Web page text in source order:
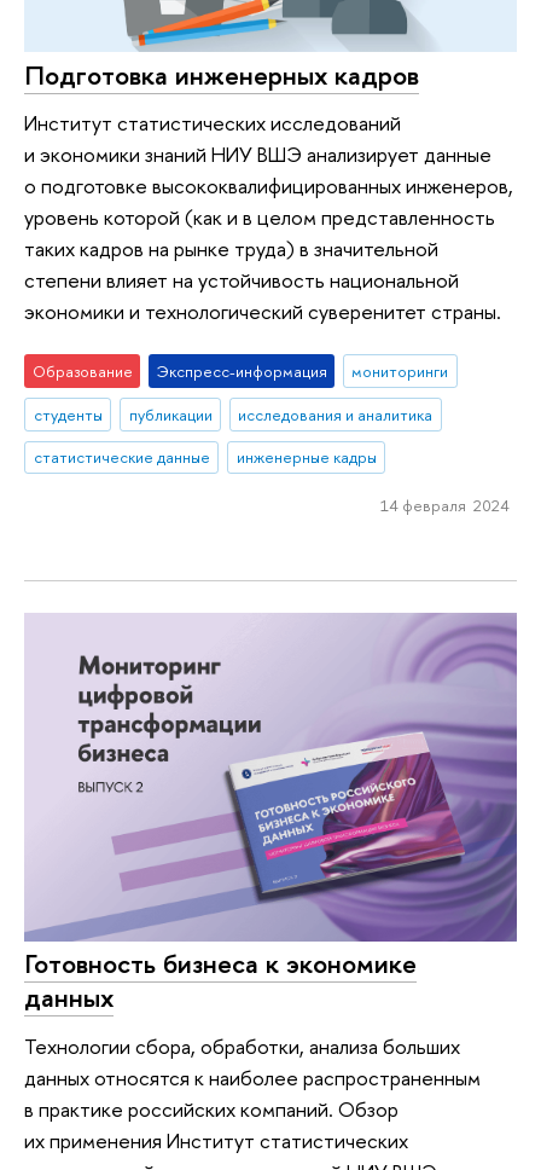
Подготовка инженерных кадров
Институт статистических исследований
и экономики знаний НИУ ВШЭ анализирует данные
о подготовке высококвалифицированных инженеров,
уровень которой (как и в целом представленность
таких кадров на рынке труда) в значительной
степени влияет на устойчивость национальной
экономики и технологический суверенитет страны.
Образование Экспресс-информация
мониторинги
студенты
публикации
исследования и аналитика
статистические данные
инженерные кадры
14 февраля 2024
Готовность бизнеса к экономике
данных
Технологии сбора, обработки, анализа больших
данных относятся к наиболее распространенным
в практике российских компаний. Обзор
их применения Институт статистических